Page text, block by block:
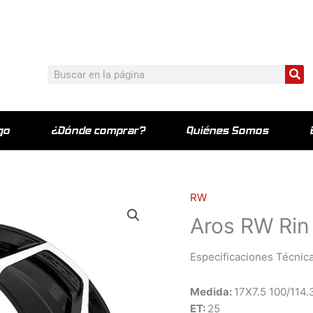
Buscar
¿Dónde comprar? Quiénes Somos
RW
Aros RW
Especificaciones
Medida: 17X7.5 100/
ET: 25